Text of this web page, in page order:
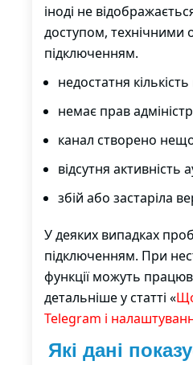
іноді не
доступом,
підключенням.
недостатня
немає прав
канал створено
відсутня активність
збій або застаріла
У деяких випадках
підключенням. При
функції можуть
детальніше у статті «
Telegram і
Які дані